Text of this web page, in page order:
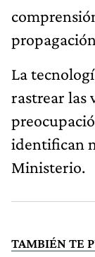
La
rastrear las
identifican
Ministerio.
TAMBIÉN TE